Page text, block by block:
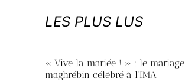
LES PLUS LUS
« Vive la mariée ! » : le mariage
maghrébin célébré à l’IMA